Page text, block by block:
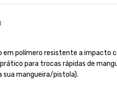
polímero resistente a impacto
para trocas rápidas de
sua mangueira/pistola).